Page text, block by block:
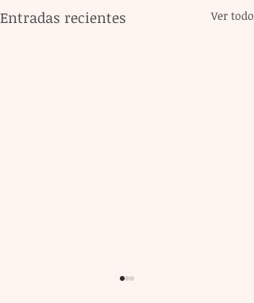
Entradas recientes Ver todo